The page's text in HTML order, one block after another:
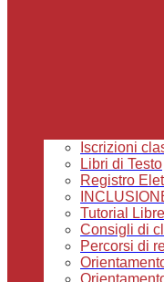
Iscrizioni
Libri di Testo
Registro
Tutorial
Consigli di
Percorsi di